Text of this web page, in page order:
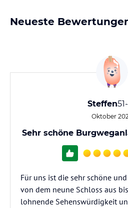
Neueste
Steffen
Oktober
Sehr schöne
Für uns ist die sehr schöne
von dem neune Schloss aus
lohnende Sehenswürdigkeit